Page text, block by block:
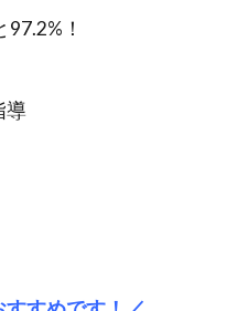
！
導